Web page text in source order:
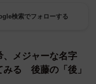
検索でフォローする
、メジャーな名字
みる 後藤の「後」